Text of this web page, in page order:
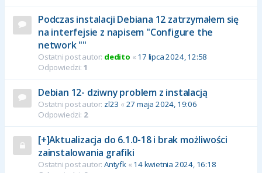
Podczas instalacji Debiana 12 zatrzymałem się
na interfejsie z napisem "Configure the
network ""
Ostatni post autor: dedito « 17 lipca 2024, 12:58
Odpowiedzi: 1
Debian 12- dziwny problem z instalacją
Ostatni post autor: zl23 « 27 maja 2024, 19:06
Odpowiedzi: 2
[+]Aktualizacja do 6.1.0-18 i brak możliwości
zainstalowania grafiki
Ostatni post autor: Antyfk« 14 kwietnia 2024, 16:18